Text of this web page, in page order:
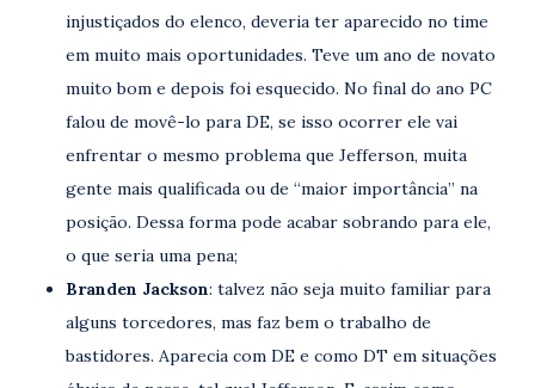
injustiçados do elenco, deveria ter aparecido no time
em muito mais oportunidades. Teve um ano de novato
muito bom e depois foi esquecido. No final do ano PC
falou de movê-lo para DE, se isso ocorrer ele vai
enfrentar o mesmo problema que Jefferson, muita
gente mais qualificada ou de “maior importância” na
posição. Dessa forma pode acabar sobrando para ele,
o que seria uma pena;
Branden Jackson: talvez não seja muito familiar para
alguns torcedores, mas faz bem o trabalho de
bastidores. Aparecia com DE e como DT em situações